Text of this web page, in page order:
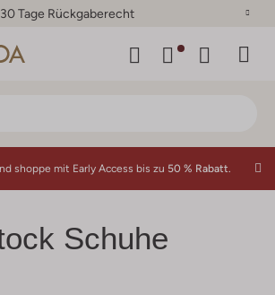
30 Tage Rückgaberecht
shoppe mit Early Access bis zu 50 % Rabatt.
Schuhe